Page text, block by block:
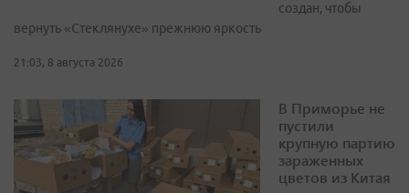
создан, чтобы
вернуть «Стеклянухе» прежнюю яркость
21:03, 8 августа 2026
В Приморье не
пустили
крупную партию
зараженных
цветов из Китая